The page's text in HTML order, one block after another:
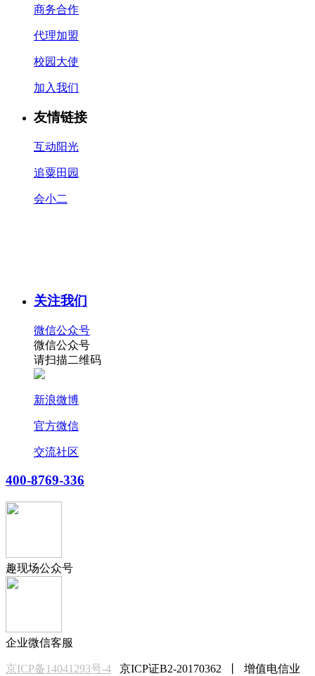
商务合作
代理加盟
校园大使
加入我们
友情链接
互动阳光
追粟田园
会小二
关注我们
微信公众号
微信公众号
请扫描二维码
新浪微博
官方微信
交流社区
400-8769-336
趣现场公众号
企业微信客服
京ICP备14041293号-4 京ICP证B2-20170362 丨 增值电信业